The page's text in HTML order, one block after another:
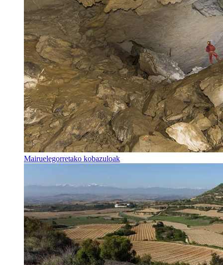
Mairuelegorretako kobazuloak